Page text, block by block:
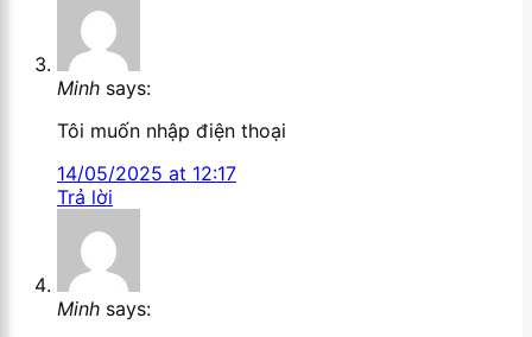
Minh says:
Tôi muốn nhập điện thoại
14/05/2025 at 12:17
Trả lời
Minh says: